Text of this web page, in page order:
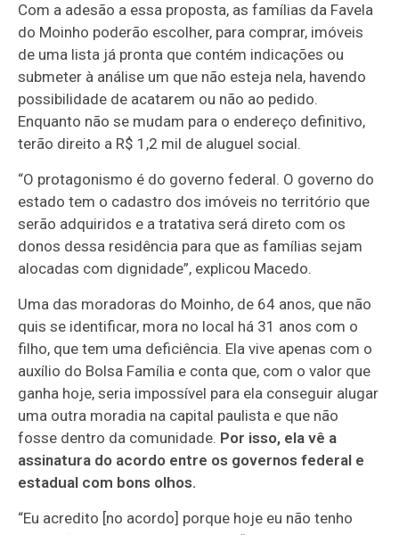
Com a adesão a essa proposta, as famílias da Favela
do Moinho poderão escolher, para comprar, imóveis
de uma lista já pronta que contém indicações ou
submeter à análise um que não esteja nela, havendo
possibilidade de acatarem ou não ao pedido.
Enquanto não se mudam para o endereço definitivo,
terão direito a R$ 1,2 mil de aluguel social.
“O protagonismo é do governo federal. O governo do
estado tem o cadastro dos imóveis no território que
serão adquiridos e a tratativa será direto com os
donos dessa residência para que as famílias sejam
alocadas com dignidade”, explicou Macedo.
Uma das moradoras do Moinho, de 64 anos, que não
quis se identificar, mora no local há 31 anos com o
filho, que tem uma deficiência. Ela vive apenas com o
auxílio do Bolsa Família e conta que, com o valor que
ganha hoje, seria impossível para ela conseguir alugar
uma outra moradia na capital paulista e que não
fosse dentro da comunidade. Por isso, ela vê a
assinatura do acordo entre os governos federal e
estadual com bons olhos.
“Eu acredito [no acordo] porque hoje eu não tenho